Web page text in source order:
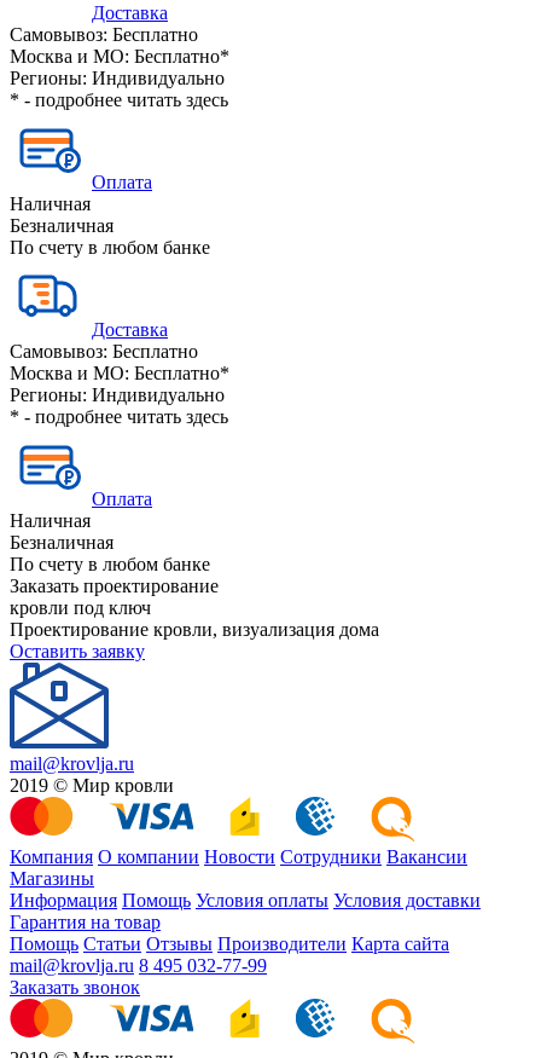
Доставка
Самовывоз: Бесплатно
Москва и МО: Бесплатно*
Регионы: Индивидуально
* - подробнее читать здесь
Оплата
Наличная
Безналичная
По счету в любом банке
Доставка
Самовывоз: Бесплатно
Москва и МО: Бесплатно*
Регионы: Индивидуально
* - подробнее читать здесь
Оплата
Наличная
Безналичная
По счету в любом банке
Заказать проектирование
кровли под ключ
Проектирование кровли, визуализация дома
Оставить заявку
mail@krovlja.ru
2019 © Мир кровли
Компания О компании Новости Сотрудники Вакансии
Магазины
Информация Помощь Условия оплаты Условия доставки
Гарантия на товар
Помощь Статьи Отзывы Производители Карта сайта
mail@krovlja.ru 8 495 032-77-99
Заказать звонок